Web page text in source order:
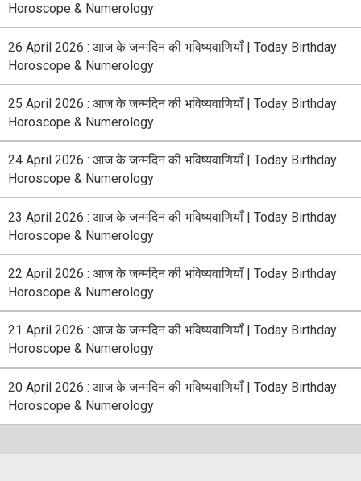
Horoscope & Numerology
26 April 2026 : आज के जन्मदिन की भविष्यवाणियाँ | Today Birthday
Horoscope & Numerology
25 April 2026 : आज के जन्मदिन की भविष्यवाणियाँ | Today Birthday
Horoscope & Numerology
24 April 2026 : आज के जन्मदिन की भविष्यवाणियाँ | Today Birthday
Horoscope & Numerology
23 April 2026 : आज के जन्मदिन की भविष्यवाणियाँ | Today Birthday
Horoscope & Numerology
22 April 2026 : आज के जन्मदिन की भविष्यवाणियाँ | Today Birthday
Horoscope & Numerology
21 April 2026 : आज के जन्मदिन की भविष्यवाणियाँ | Today Birthday
Horoscope & Numerology
20 April 2026 : आज के जन्मदिन की भविष्यवाणियाँ | Today Birthday
Horoscope & Numerology